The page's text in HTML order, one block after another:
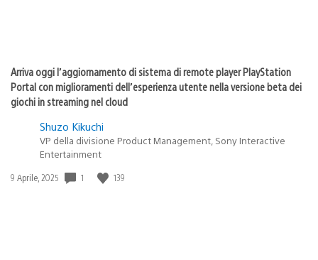
Arriva oggi l’aggiornamento di sistema di remote player PlayStation
Portal con miglioramenti dell’esperienza utente nella versione beta dei
giochi in streaming nel cloud
Shuzo Kikuchi
VP della divisione Product Management, Sony Interactive
Entertainment
Data
9 Aprile, 2025 1 139